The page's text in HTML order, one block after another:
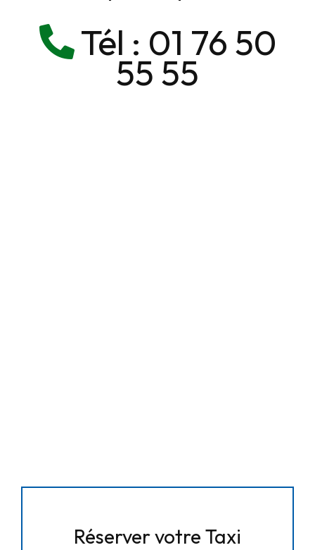
Tél : 01 76 50
55 55
Réserver votre Taxi